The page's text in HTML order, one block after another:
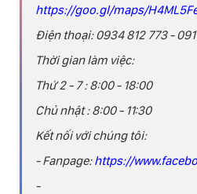
https://goo.gl/maps/
Điện thoại: 0934 812 773 -
Thời gian làm việc:
Thứ 2 - 7 : 8:00 - 18:00
Chủ nhật : 8:00 - 11:30
Kết nối với chúng tôi:
- Fanpage:https://
-